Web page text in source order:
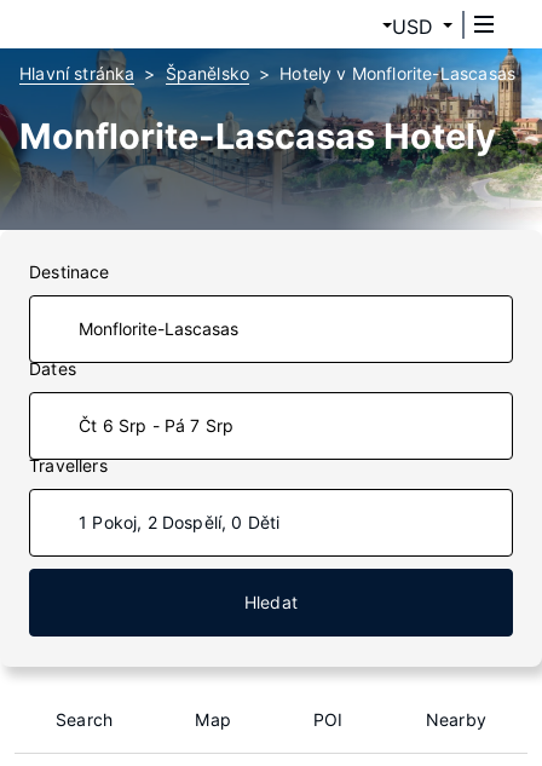
USD
Hlavní stránka Španělsko Hotely v Monflorite-Lascasas
Monflorite-Lascasas Hotely
Destinace
Dates
Čt 6 Srp - Pá 7 Srp
Travellers
1 Pokoj, 2 Dospělí, 0 Děti
Hledat
Search Map POI Nearby